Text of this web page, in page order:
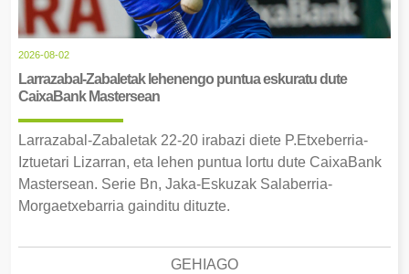
2026-08-02
Larrazabal-Zabaletak lehenengo puntua eskuratu dute
CaixaBank Mastersean
Larrazabal-Zabaletak 22-20 irabazi diete P.Etxeberria-
Iztuetari Lizarran, eta lehen puntua lortu dute CaixaBank
Mastersean. Serie Bn, Jaka-Eskuzak Salaberria-
Morgaetxebarria gainditu dituzte.
GEHIAGO